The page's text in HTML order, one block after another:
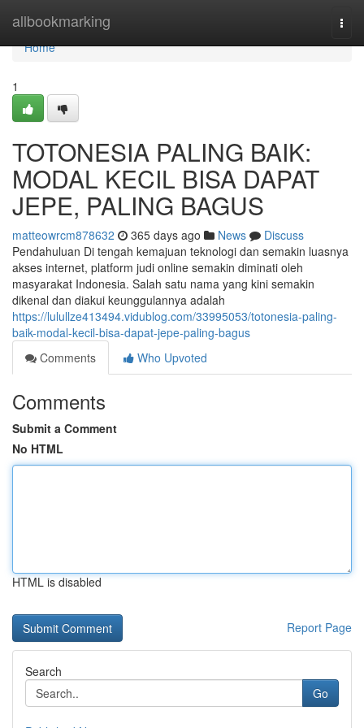
allbookmarking
Home
Home
1
TOTONESIA PALING BAIK:
MODAL KECIL BISA DAPAT
JEPE, PALING BAGUS
matteowrcm878632 365 days ago News
Discuss
Pendahuluan Di tengah kemajuan teknologi dan semakin luasnya
akses internet, platform judi online semakin diminati oleh
masyarakat Indonesia. Salah satu nama yang kini semakin
dikenal dan diakui keunggulannya adalah
https://lulullze413494.vidublog.com/33995053/totonesia-paling-
baik-modal-kecil-bisa-dapat-jepe-paling-bagus
Comments
Who Upvoted
Comments
Submit a Comment
No HTML
HTML is disabled
Report Page
Search
Go